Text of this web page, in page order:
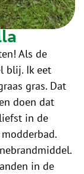
Als de
blij. Ik eet
gras. Dat
doen dat
in de
in de